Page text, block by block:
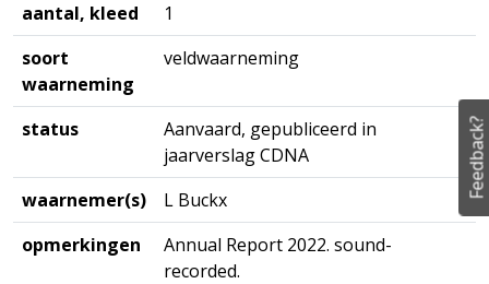
aantal, kleed
1
soort
waarneming
veldwaarneming
status
Aanvaard, gepubliceerd in
jaarverslag CDNA
waarnemer(s)
L Buckx
opmerkingen
Annual Report 2022. sound-
recorded.
Feedback?